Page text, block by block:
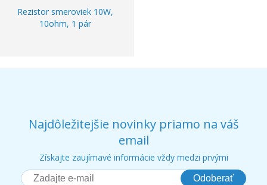
Rezistor smeroviek 10W,
10ohm, 1 pár
Najdôležitejšie novinky priamo na váš
email
Získajte zaujímavé informácie vždy medzi prvými
Odoberať